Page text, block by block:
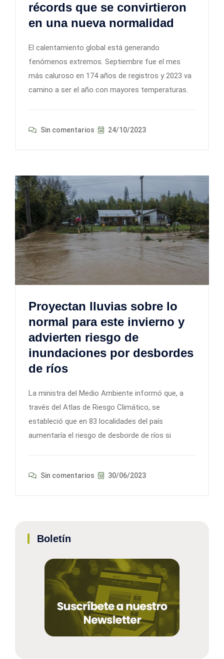
récords que se convirtieron
en una nueva normalidad
El calentamiento global está generando
fenómenos extremos. Septiembre fue el mes
más caluroso en 174 años de registros y 2023 va
camino a ser el año con mayores temperaturas.
Sin comentarios 24/10/2023
Proyectan lluvias sobre lo
normal para este invierno y
advierten riesgo de
inundaciones por desbordes
de ríos
La ministra del Medio Ambiente informó que, a
través del Atlas de Riesgo Climático, se
estableció que en 83 localidades del país
aumentaría el riesgo de desborde de ríos si
Sin comentarios 30/06/2023
Boletín